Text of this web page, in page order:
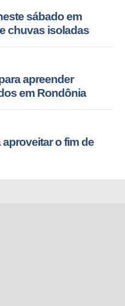
sábado em
chuvas isoladas
apreender
em Rondônia
o fim de